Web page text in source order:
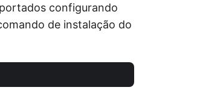
configurando
de instalação do